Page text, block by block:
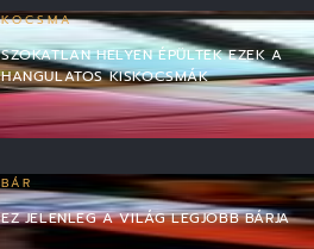
KOCSMA
SZOKATLAN HELYEN ÉPÜLTEK EZEK A
HANGULATOS KISKOCSMÁK
BÁR
EZ JELENLEG A VILÁG LEGJOBB BÁRJA